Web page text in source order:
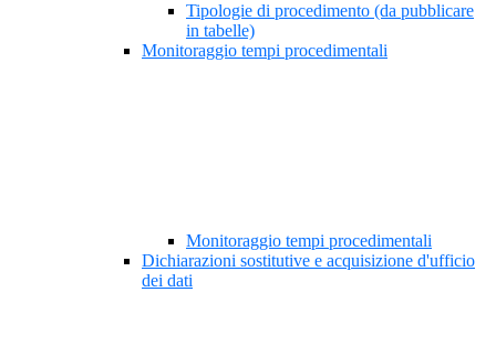
Tipologie di procedimento (da pubblicare
in tabelle)
Monitoraggio tempi procedimentali
Monitoraggio tempi procedimentali
Dichiarazioni sostitutive e acquisizione d'ufficio
dei dati